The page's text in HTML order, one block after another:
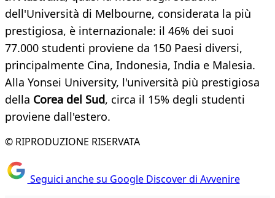
dell'Università di Melbourne, considerata la più
prestigiosa, è internazionale: il 46% dei suoi
77.000 studenti proviene da 150 Paesi diversi,
principalmente Cina, Indonesia, India e Malesia.
Alla Yonsei University, l'università più prestigiosa
della Corea del Sud, circa il 15% degli studenti
proviene dall'estero.
© RIPRODUZIONE RISERVATA
Seguici anche su Google Discover di Avvenire